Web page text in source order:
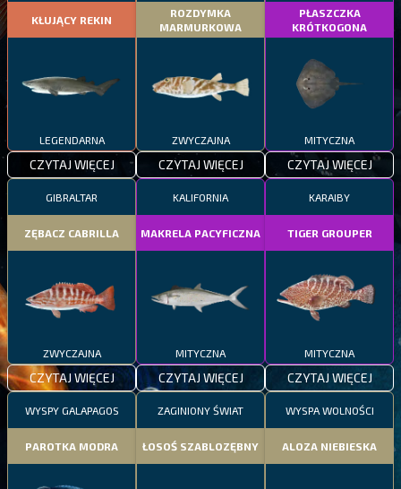
KŁUJĄCY REKIN
LEGENDARNA
CZYTAJ WIĘCEJ
ROZDYMKA
MARMURKOWA
ZWYCZAJNA
CZYTAJ WIĘCEJ
PŁASZCZKA
KRÓTKOGONA
MITYCZNA
CZYTAJ WIĘCEJ
GIBRALTAR
ZĘBACZ CABRILLA
ZWYCZAJNA
CZYTAJ WIĘCEJ
KALIFORNIA
MAKRELA PACYFICZNA
MITYCZNA
CZYTAJ WIĘCEJ
KARAIBY
TIGER GROUPER
MITYCZNA
CZYTAJ WIĘCEJ
WYSPY GALAPAGOS
PAROTKA MODRA
ZAGINIONY ŚWIAT
ŁOSOŚ SZABLOZĘBNY
WYSPA WOLNOŚCI
ALOZA NIEBIESKA